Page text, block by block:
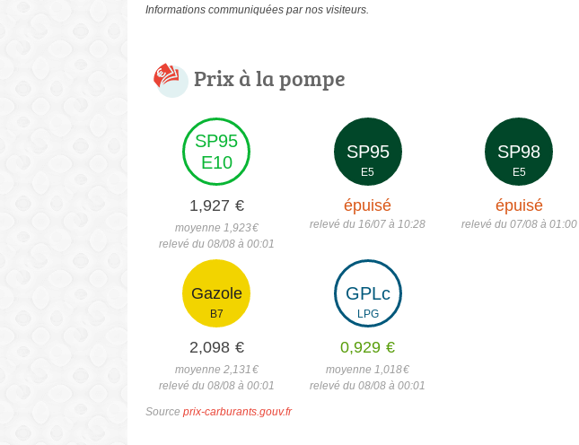
Informations communiquées par nos visiteurs.
Prix à la pompe
SP95
E10
1,927 €
moyenne 1,923€
relevé du 08/08 à 00:01
SP95
E5
épuisé
relevé du 16/07 à 10:28
SP98
E5
épuisé
relevé du 07/08 à 01:00
Gazole
B7
2,098 €
moyenne 2,131€
relevé du 08/08 à 00:01
GPLc
LPG
0,929 €
moyenne 1,018€
relevé du 08/08 à 00:01
Source prix-carburants.gouv.fr